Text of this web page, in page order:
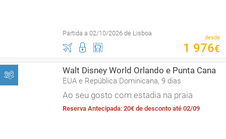
Partida a 02/10/2026 de Lisboa
desde
1 976€
Walt Disney World Orlando e Punta Cana
EUA e República Dominicana, 9 dias
Ao seu gosto com estadia na praia
Reserva Antecipada: 20€ de desconto até 02/09